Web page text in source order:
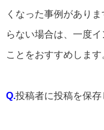
くなった事例があり
らない場合は、一度
ことをおすすめします
Q.投稿者に投稿を保